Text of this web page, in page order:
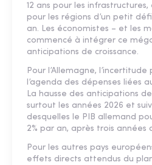
12 ans pour les
pour les régions d’un petit
an. Les économistes – et les
commencé à intégrer ce
anticipations de croissance.
Pour l’Allemagne,
l’agenda des dépenses liées
La hausse des anticipations
surtout les années 2026 et
desquelles le PIB allemand
2% par an, après trois années
Pour les autres pays
effets directs attendus du